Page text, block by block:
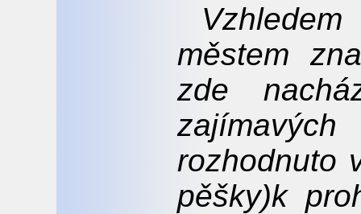
městem
zde
rozhodnuto
pěšky)k